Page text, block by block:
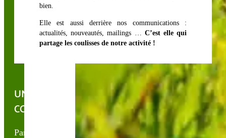
bien.
Elle est aussi derrière nos communications :
actualités, nouveautés, mailings … C’est elle qui
partage les coulisses de notre activité !
UNE QUESTION, UN CONSEIL ?
CONTACTEZ-NOUS !
Partner & Co SAS